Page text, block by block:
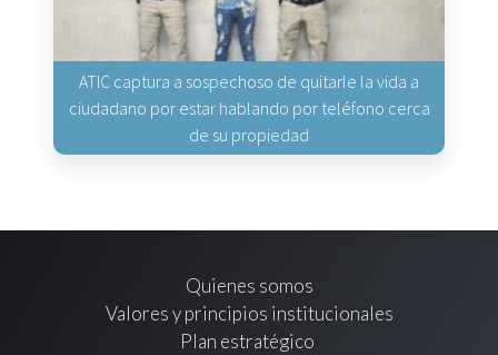
ATIC captura a sospechoso de quitarle la vida a
ciudadano por estar hablando por teléfono cerca
de su propiedad
Quienes somos
Valores y principios institucionales
Plan estratégico